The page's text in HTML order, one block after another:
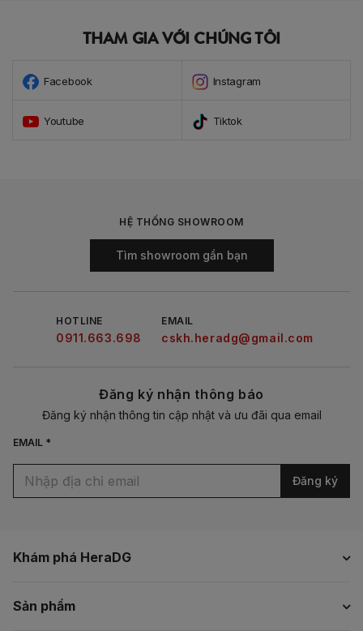
THAM GIA VỚI CHÚNG TÔI
Facebook Instagram
Youtube Tiktok
Khám phá HeraDG
Sản phẩm
HỆ THỐNG SHOWROOM
Tìm showroom gần bạn
HOTLINE
0911.663.698
EMAIL
cskh.heradg@gmail.com
Đăng ký nhận thông báo
Đăng ký nhận thông tin cập nhật và ưu đãi qua email
EMAIL *
Đăng ký